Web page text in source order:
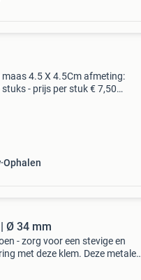
4.5 X 4.5Cm afmeting:
- prijs per stuk € 7,50
Ophalen
Ø 34 mm
- zorg voor een stevige en
met deze klem. Deze metalen